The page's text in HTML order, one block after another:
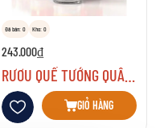
Đã bán: 0 Kho: 0
243.000₫
RƯỢU QUẾ TƯỚNG QUÂN (桂将军 - GUÌ JIĀNGJŪN) 25%
Thêm vào danh sách yêu thích
GIỎ HÀNG